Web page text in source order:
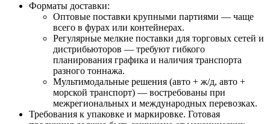
Форматы доставки:
Оптовые поставки крупными партиями — чаще
всего в фурах или контейнерах.
Регулярные мелкие поставки для торговых сетей и
дистрибьюторов — требуют гибкого
планирования графика и наличия транспорта
разного тоннажа.
Мультимодальные решения (авто + ж/д, авто +
морской транспорт) — востребованы при
межрегиональных и международных перевозках.
Требования к упаковке и маркировке. Готовая